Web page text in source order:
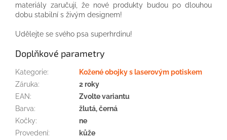
materiály zaručují, že nové produkty budou po dlouhou
dobu stabilní s živým designem!
Udělejte se svého psa superhrdinu!
Doplňkové parametry
Kategorie:
Kožené obojky s laserovým potiskem
Záruka:
2 roky
EAN:
Zvolte variantu
Barva:
žlutá, černá
Kočky:
ne
Provedení:
kůže